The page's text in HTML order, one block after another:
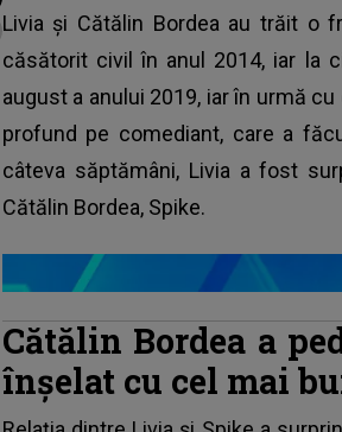
Livia și Cătălin Bordea au trăit o
căsătorit civil în anul 2014, iar la
august a anului 2019, iar în urmă
profund pe comediant, care a
câteva săptămâni, Livia a fost
Cătălin Bordea, Spike.
Cătălin Bordea a
înșelat cu cel mai